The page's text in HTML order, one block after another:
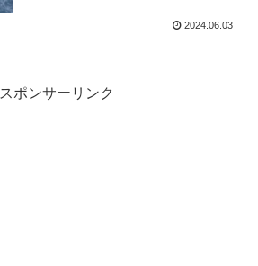
2024.06.03
スポンサーリンク